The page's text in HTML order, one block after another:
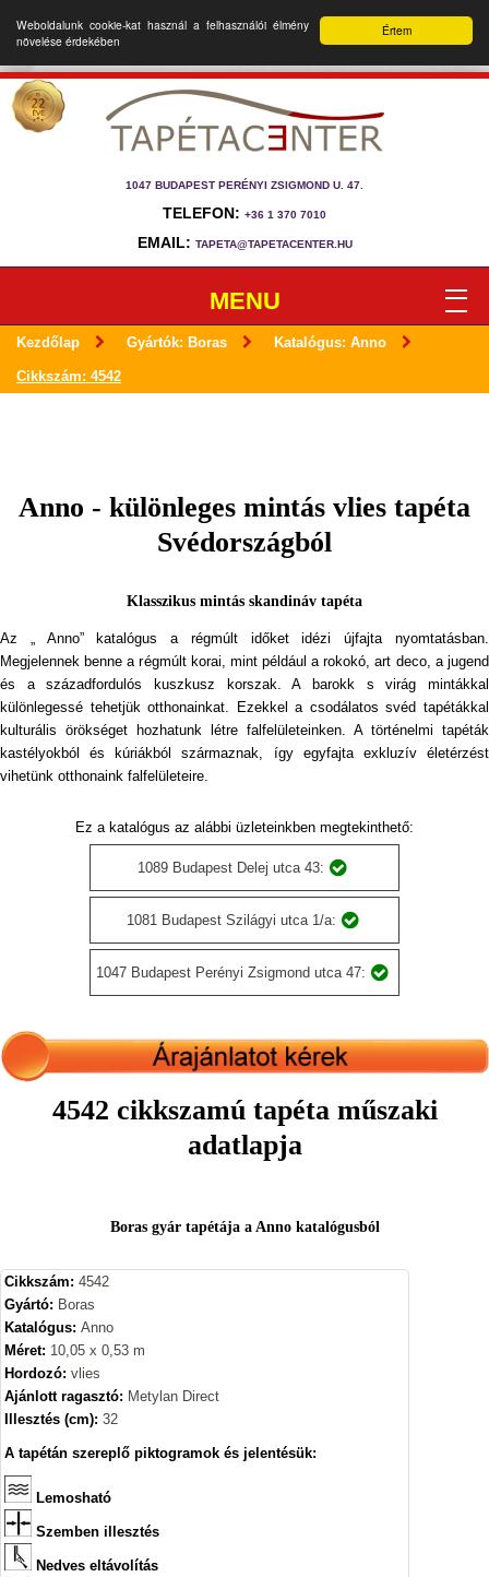
Értem
Weboldalunk cookie-kat használ a felhasználói élmény
növelése érdekében
1047 BUDAPEST PERÉNYI ZSIGMOND U. 47.
TELEFON: +36 1 370 7010
EMAIL: TAPETA@TAPETACENTER.HU
MENU
Kezdőlap Gyártók: Boras Katalógus: Anno
Cikkszám: 4542
Anno - különleges mintás vlies tapéta
Svédországból
Klasszikus mintás skandináv tapéta
Az „ Anno” katalógus a régmúlt időket idézi újfajta nyomtatásban.
Megjelennek benne a régmúlt korai, mint például a rokokó, art deco, a jugend
és a századfordulós kuszkusz korszak. A barokk s virág mintákkal
különlegessé tehetjük otthonainkat. Ezekkel a csodálatos svéd tapétákkal
kulturális örökséget hozhatunk létre falfelületeinken. A történelmi tapéták
kastélyokból és kúriákból származnak, így egyfajta exkluzív életérzést
vihetünk otthonaink falfelületeire.
Ez a katalógus az alábbi üzleteinkben megtekinthető:
1089 Budapest Delej utca 43:
1081 Budapest Szilágyi utca 1/a:
1047 Budapest Perényi Zsigmond utca 47:
4542 cikkszamú tapéta műszaki
adatlapja
Boras gyár tapétája a Anno katalógusból
Cikkszám: 4542
Gyártó: Boras
Katalógus: Anno
Méret: 10,05 x 0,53 m
Hordozó: vlies
Ajánlott ragasztó: Metylan Direct
Illesztés (cm): 32
A tapétán szereplő piktogramok és jelentésük:
Lemosható
Szemben illesztés
Nedves eltávolítás